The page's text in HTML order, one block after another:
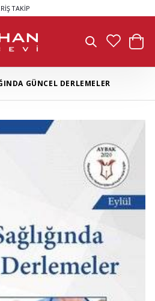
TAKİP
GÜNCEL DERLEMELER